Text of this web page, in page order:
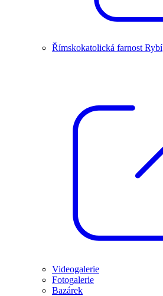
Římskokatolická farnost Rybí
Videogalerie
Fotogalerie
Bazárek